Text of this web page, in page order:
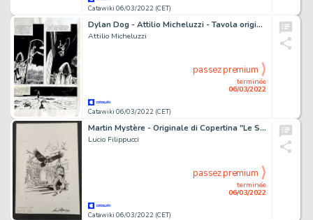
Catawiki 06/03/2022 (CET)
Dylan Dog - Attilio Micheluzzi - Tavola originale
Attilio Micheluzzi
Catawiki 06/03/2022 (CET)
terminée
06/03/2022
passez premium
Martin Mystère - Originale di Copertina "Le Straordinarie Avventure del Dottor Mystère: Il Mistero del Corvo" Firmato - Page volante - Exemplaire unique - (2020)
Lucio Filippucci
Catawiki 06/03/2022 (CET)
terminée
06/03/2022
passez premium